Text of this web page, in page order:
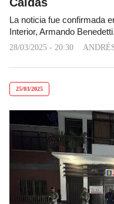
La noticia fue confirmada
Interior, Armando Benedetti.
28/03/2025 - 20:30
25/03/2025